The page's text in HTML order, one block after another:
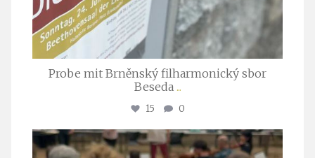
Probe mit Brněnský filharmonický sbor
Beseda ...
15 0
stuttgarter_oratorienchor
Juli 23